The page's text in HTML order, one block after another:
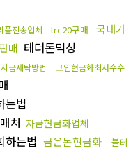
플전송업체 trc20구매
국내거
매 테더돈믹싱
금세탁방법
코인현금화최저수수
는법
처 자금현금화업체
하는법 금은돈현금화
블테